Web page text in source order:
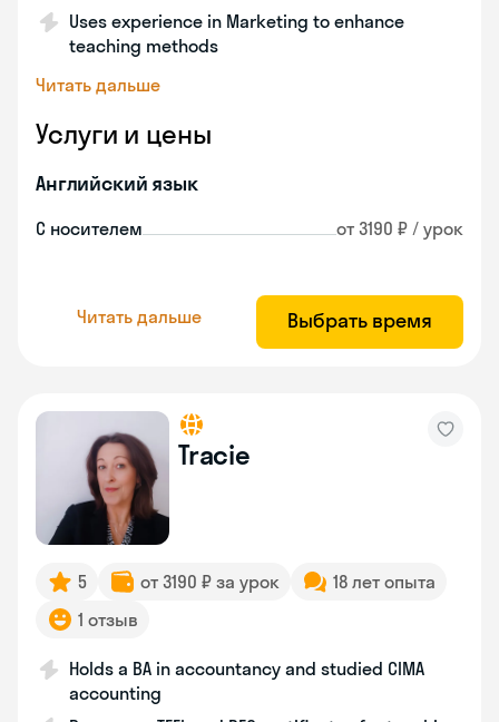
Uses experience in Marketing to enhance
teaching methods
Читать дальше
Услуги и цены
Английский язык
С носителем от 3190 ₽ / урок
Читать дальше Выбрать время
Tracie
5 от 3190 ₽ за урок
18 лет опыта
1 отзыв
Holds a BA in accountancy and studied CIMA
accounting